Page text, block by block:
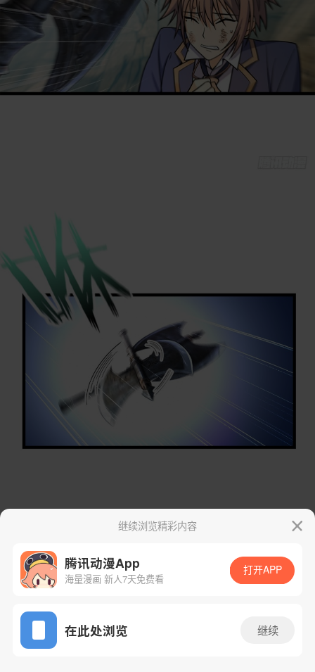
App免费看
继续浏览精彩内容
腾讯动漫App
海量漫画 新人7天免费看
打开APP
在此处浏览 继续